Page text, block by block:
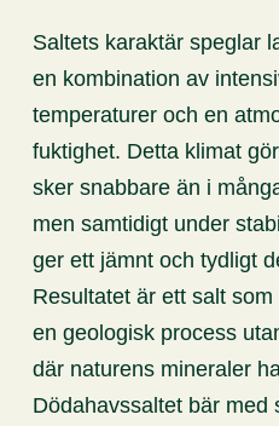
Saltets karaktär speglar
en kombination av
temperaturer och en
fuktighet. Detta klimat
sker snabbare än i
men samtidigt under
ger ett jämnt och tydligt
Resultatet är ett salt
en geologisk process
där naturens mineraler
Dödahavssaltet bär med